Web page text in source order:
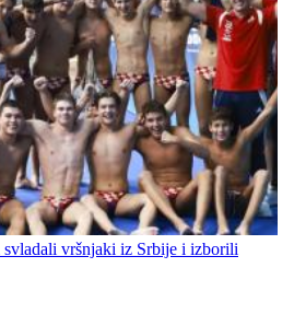
vršnjaki iz Srbije i izborili